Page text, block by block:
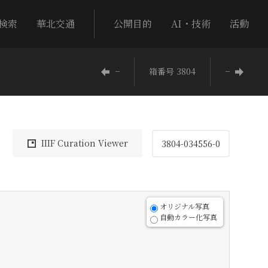
索 華北交通 公開目的 AI・技術 活動
− 箱番号 3804 −
IIIF Curation Viewer 3804-034556-0
オリジナル写真
自動カラー化写真